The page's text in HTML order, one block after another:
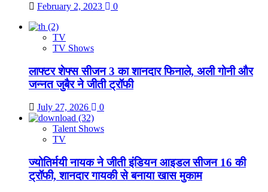
February 2, 2023 0
TV
TV Shows
लाफ्टर शेफ्स सीजन 3 का शानदार फिनाले, अली गोनी और
जन्नत जुबैर ने जीती ट्रॉफी
July 27, 2026 0
Talent Shows
TV
ज्योतिर्मयी नायक ने जीती इंडियन आइडल सीजन 16 की
ट्रॉफी, शानदार गायकी से बनाया खास मुकाम